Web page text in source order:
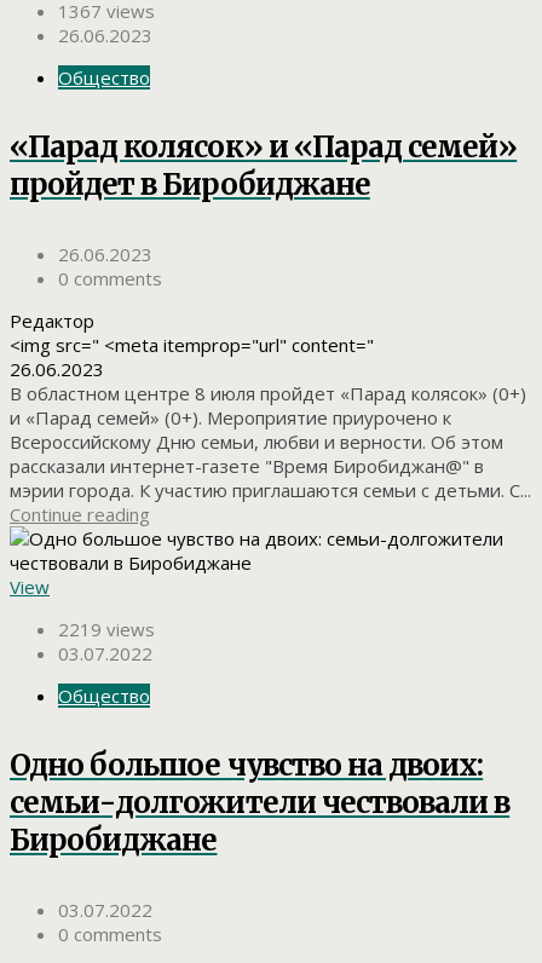
1367 views
26.06.2023
Общество
«Парад колясок» и «Парад семей»
пройдет в Биробиджане
26.06.2023
0 comments
Редактор
<img src=" <meta itemprop="url" content="
26.06.2023
В областном центре 8 июля пройдет «Парад колясок» (0+)
и «Парад семей» (0+). Мероприятие приурочено к
Всероссийскому Дню семьи, любви и верности. Об этом
рассказали интернет-газете "Время Биробиджан@" в
мэрии города. К участию приглашаются семьи с детьми. С...
Continue reading
View
2219 views
03.07.2022
Общество
Одно большое чувство на двоих:
семьи-долгожители чествовали в
Биробиджане
03.07.2022
0 comments